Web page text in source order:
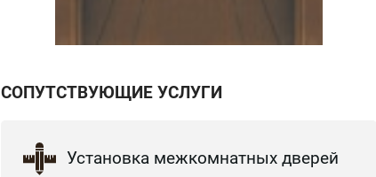
СОПУТСТВУЮЩИЕ УСЛУГИ
Установка межкомнатных дверей